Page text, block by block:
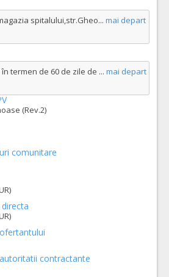
spitalului,str.Gheo... mai depart
termen de 60 de zile de ... mai depart
(Rev.2)
comunitare
contractante